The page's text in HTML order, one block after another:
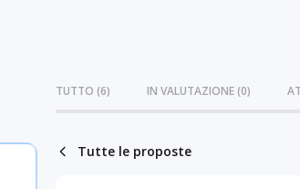
TUTTO (6) IN VALUTAZIONE (0)
Tutte le proposte